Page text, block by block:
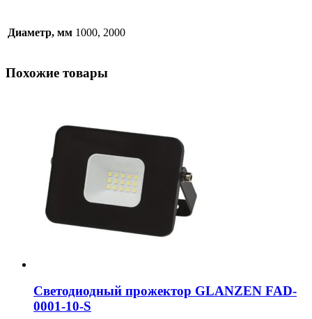
Диаметр, мм 1000, 2000
Похожие товары
Светодиодный прожектор GLANZEN FAD-
0001-10-S